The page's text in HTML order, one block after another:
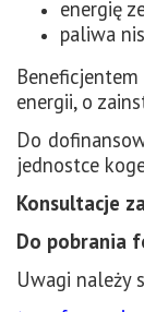
energię
paliwa
energii, o
Do
jednostce
Konsultacje
Do pobrania
Uwagi należy